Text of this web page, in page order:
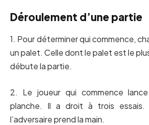
Déroulement d’une partie
1. Pour déterminer qui commence,
un palet. Celle dont le palet est le
débute la partie.
2. Le joueur qui commence
planche. Il a droit à trois essais.
l’adversaire prend la main.